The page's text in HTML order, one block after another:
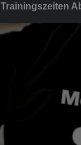
Trainingszeiten